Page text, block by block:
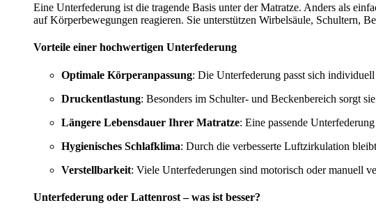
Eine Unterfederung ist die tragende Basis unter der Matratze. Anders als
auf Körperbewegungen reagieren. Sie unterstützen Wirbelsäule, Schultern,
Vorteile einer hochwertigen Unterfederung
Optimale Körperanpassung: Die Unterfederung passt sich
Druckentlastung: Besonders im Schulter- und Beckenbereich sorgt
Längere Lebensdauer Ihrer Matratze: Eine passende
Hygienisches Schlafklima: Durch die verbesserte Luftzirkulation
Verstellbarkeit: Viele Unterfederungen sind motorisch oder manuell
Unterfederung oder Lattenrost – was ist besser?